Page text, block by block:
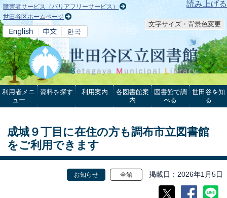
本文へ 読み上げる
障害者サービス（バリアフリーサービス）
世田谷区ホームページ
文字サイズ・背景色変更
利用者メニ
ュー
資料を探す 利用案内
各図書館案
内
図書館で調
べる
世田谷を知
る
成城９丁目に在住の方も調布市立図書館
をご利用できます
お知らせ 全館 掲載日 2026年1月5日